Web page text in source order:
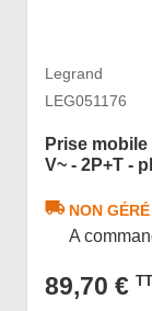
Legrand
LEG051176
Prise mobile
V~ - 2P+T -
NON
A
89,70 €